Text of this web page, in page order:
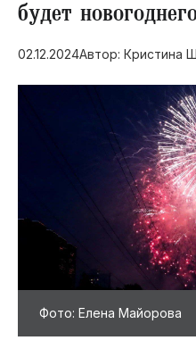
Социальная поддержка
Инфраструктура
Благоустройство
будет
02.12.2024Автор: Кристина
Фото: Елена Майорова